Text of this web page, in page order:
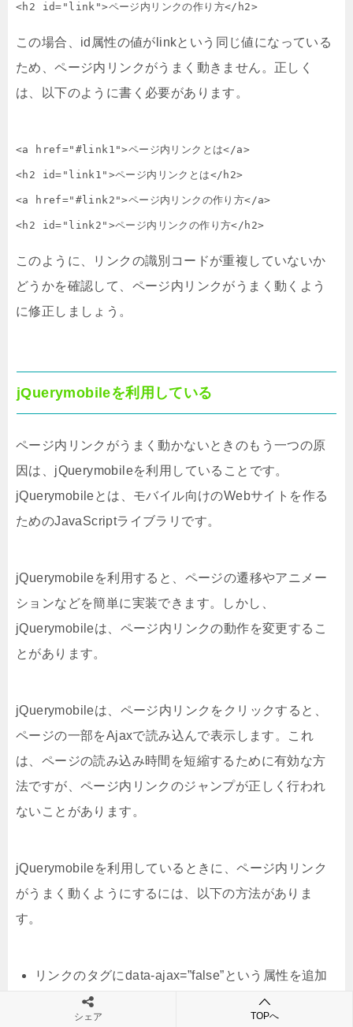
<h2 id="link">ページ内リンクの作り方</h2>
この場合、id属性の値がlinkという同じ値になっている
ため、ページ内リンクがうまく動きません。正しく
は、以下のように書く必要があります。
<a href="#link1">ページ内リンクとは</a>
<h2 id="link1">ページ内リンクとは</h2>
<a href="#link2">ページ内リンクの作り方</a>
<h2 id="link2">ページ内リンクの作り方</h2>
このように、リンクの識別コードが重複していないか
どうかを確認して、ページ内リンクがうまく動くよう
に修正しましょう。
jQuerymobileを利用している
ページ内リンクがうまく動かないときのもう一つの原
因は、jQuerymobileを利用していることです。
jQuerymobileとは、モバイル向けのWebサイトを作る
ためのJavaScriptライブラリです。
jQuerymobileを利用すると、ページの遷移やアニメー
ションなどを簡単に実装できます。しかし、
jQuerymobileは、ページ内リンクの動作を変更するこ
とがあります。
jQuerymobileは、ページ内リンクをクリックすると、
ページの一部をAjaxで読み込んで表示します。これ
は、ページの読み込み時間を短縮するために有効な方
法ですが、ページ内リンクのジャンプが正しく行われ
ないことがあります。
jQuerymobileを利用しているときに、ページ内リンク
がうまく動くようにするには、以下の方法がありま
す。
リンクのタグにdata-ajax=”false”という属性を追加
シェア TOPへ